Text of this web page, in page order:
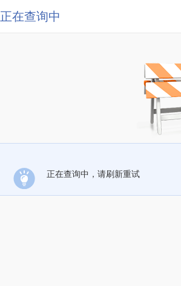
正在查询中
正在查询中，请刷新重试